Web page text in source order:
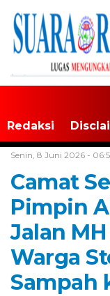
Redaksi
Senin, 8 Juni 2026 -
Camat
Pimpin
Jalan
Warga
Sampah